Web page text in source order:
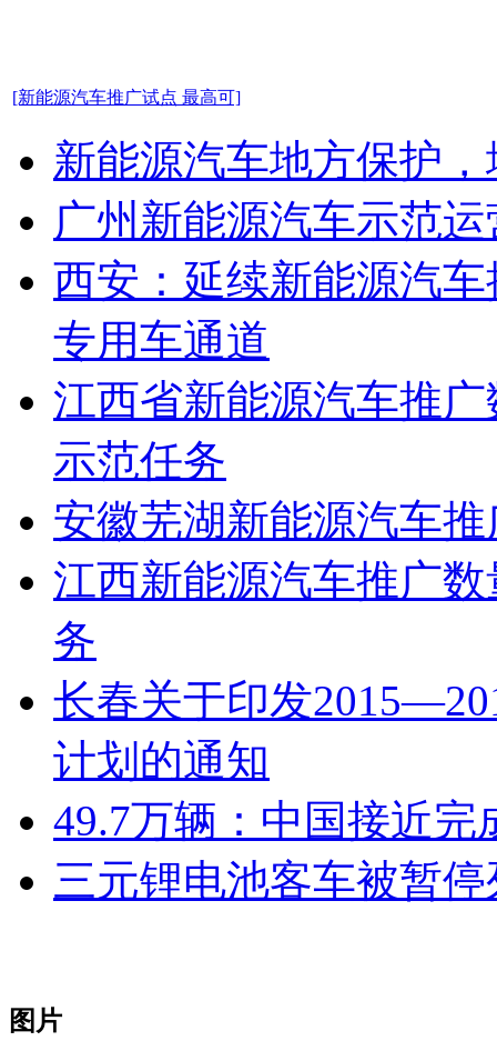
[新能源汽车推广试点 最高可]
新能源汽车地方保护
广州新能源汽车示范
西安：延续新能源汽
专用车通道
江西省新能源汽车推
示范任务
安徽芜湖新能源汽车
江西新能源汽车推广
务
长春关于印发
计划的通知
49.7万辆：中国接近完
三元锂电池客车被暂
图片